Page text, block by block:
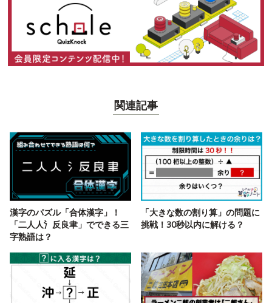
関連記事
漢字のパズル「合体漢字」！
「二人人氵反良聿」でできる三
字熟語は？
「大きな数の割り算」の問題に
挑戦！30秒以内に解ける？